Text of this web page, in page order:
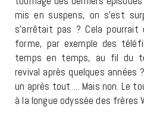
mis en suspens, on s’est
s’arrêtait pas ? Cela
forme, par exemple des
temps en temps, au fil du
revival après quelques années ?
un après tout … Mais non. Le
à la longue odyssée des frères